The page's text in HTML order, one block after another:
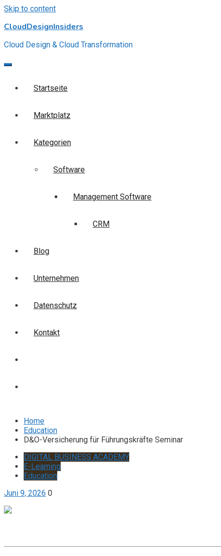
Skip to content
CloudDesignInsiders
Cloud Design & Cloud Transformation
Startseite
Marktplatz
Kategorien
Software
Management Software
CRM
Blog
Unternehmen
Datenschutz
Kontakt
Home
Education
D&O-Versicherung für Führungskräfte Seminar
DIGITAL BUSINESS ACADEMY
E-Learning
Education
Juni 9, 2026 0